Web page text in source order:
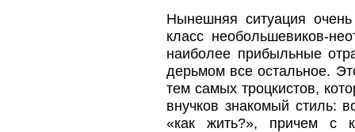
Нынешняя ситуация
класс необольшевиков-
наиболее прибыльные
дерьмом все остальное.
тем самых троцкистов,
внучков знакомый стиль:
«как жить?», причем с